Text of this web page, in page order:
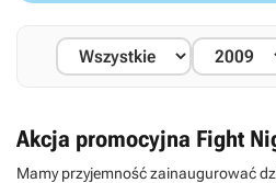
Akcja promocyjna Fight
Mamy przyjemność zainaugurować